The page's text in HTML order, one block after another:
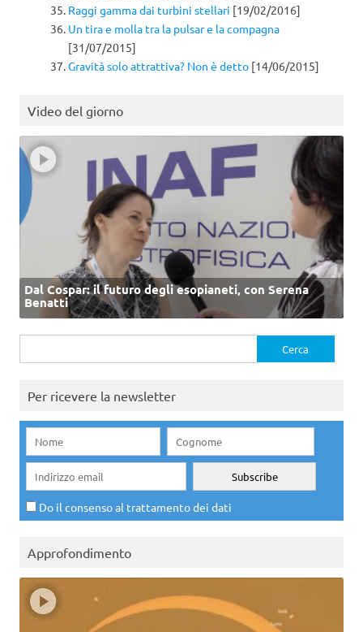
Raggi gamma dai turbini stellari [19/02/2016]
Un tira e molla tra la pulsar e la compagna
[31/07/2015]
Gravità solo attrattiva? Non è detto [14/06/2015]
Video del giorno
Dal Cospar: il futuro degli esopianeti, con Serena
Benatti
per:
Per ricevere la newsletter
Do il consenso al trattamento dei dati
Approfondimento